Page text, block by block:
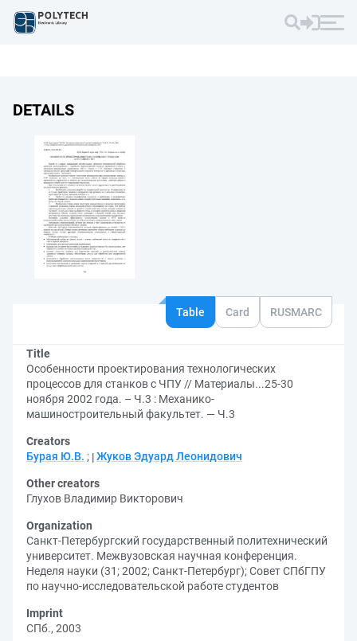
DETAILS
Table Card RUSMARC
Title
Особенности проектирования технологических
процессов для станков с ЧПУ // Материалы...25-30
ноября 2002 года. – Ч.3 : Механико-
машиностроительный факультет. — Ч.3
Creators
Бурая Ю.В. ; Жуков Эдуард Леонидович
Other creators
Глухов Владимир Викторович
Organization
Санкт-Петербургский государственный политехнический
университет. Межвузовская научная конференция.
Неделя науки (31; 2002; Санкт-Петербург);Совет СПбГПУ
по научно-исследовательской работе студентов
Imprint
СПб., 2003